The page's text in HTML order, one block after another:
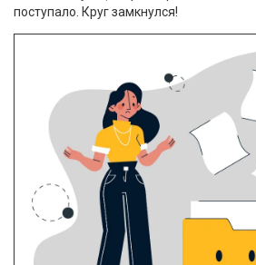
поступало. Круг замкнулся!